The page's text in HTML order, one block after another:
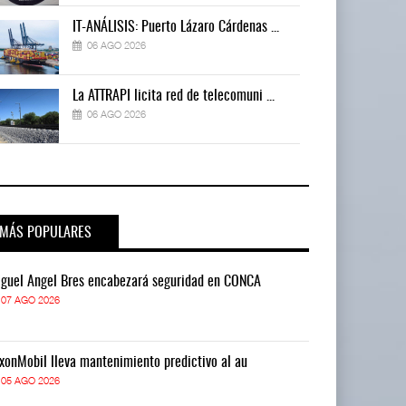
IT-ANÁLISIS: Puerto Lázaro Cárdenas ...
06 AGO 2026
La ATTRAPI licita red de telecomuni ...
06 AGO 2026
MÁS POPULARES
Ángel Bres encabezará seguridad en CONCA
07 AGO 2026
lleva mantenimiento predictivo al au
05 AGO 2026